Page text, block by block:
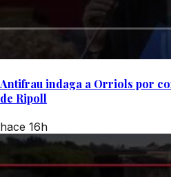
Antifrau indaga a Orriols por
de Ripoll
hace 16h